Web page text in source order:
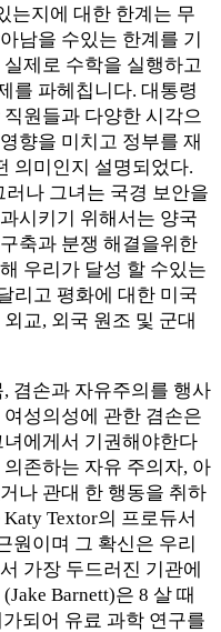
는지에 대한 한계는 무
남을 수있는 한계를 기
제로 수학을 실행하고
를 파헤칩니다. 대통령
원들과 다양한 시각으
향을 미치고 정부를 재
의미인지 설명되었다.
러나 그녀는 국경 보안을
시키기 위해서는 양국
축과 분쟁 해결을위한
우리가 달성 할 수있는
리고 평화에 대한 미국
교, 외국 원조 및 군대
겸손과 자유주의를 행사
성의성에 관한 겸손은
에게서 기권해야한다
존하는 자유 주의자, 아
나 관대 한 행동을 취하
Textor의 프로듀서
원이며 그 확신은 우리
가장 두드러진 기관에
Barnett)은 8 살 때
되어 유료 과학 연구를